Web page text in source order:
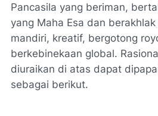
Pancasila yang beriman,
yang Maha Esa dan
mandiri, kreatif, bergotong
berkebinekaan global.
diuraikan di atas dapat
sebagai berikut.